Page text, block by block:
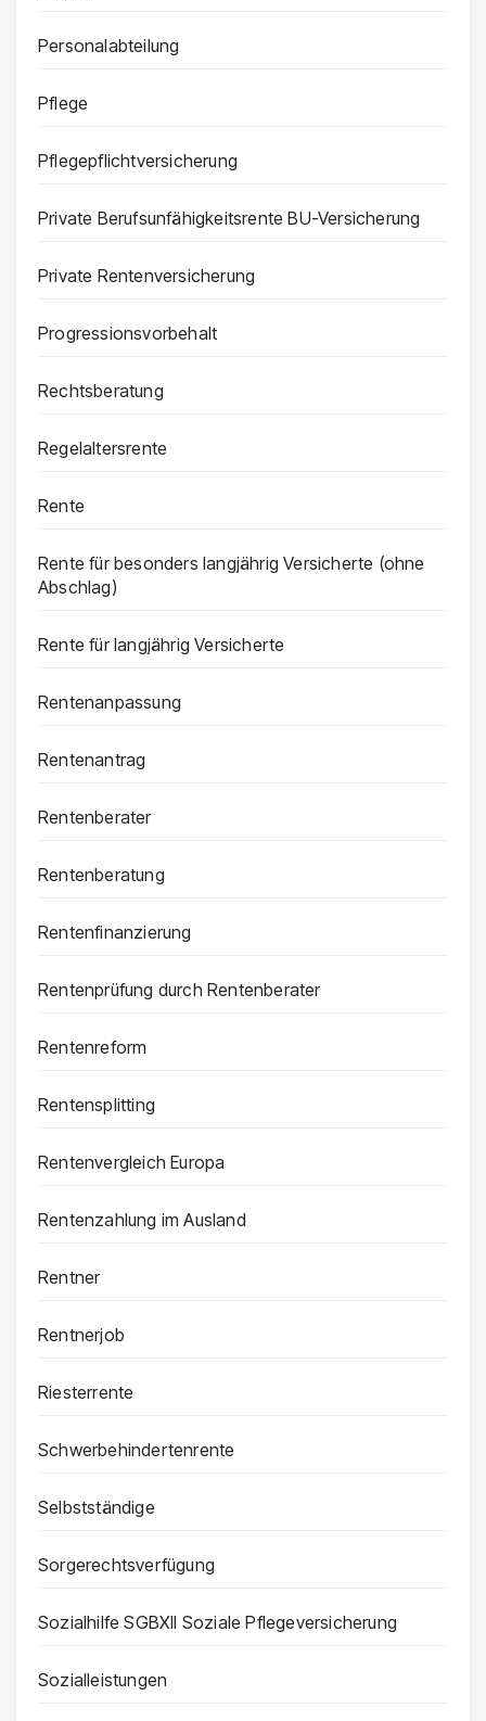
Personalabteilung
Pflege
Pflegepflichtversicherung
Private Berufsunfähigkeitsrente BU-Versicherung
Private Rentenversicherung
Progressionsvorbehalt
Rechtsberatung
Regelaltersrente
Rente
Rente für besonders langjährig Versicherte (ohne
Abschlag)
Rente für langjährig Versicherte
Rentenanpassung
Rentenantrag
Rentenberater
Rentenberatung
Rentenfinanzierung
Rentenprüfung durch Rentenberater
Rentenreform
Rentensplitting
Rentenvergleich Europa
Rentenzahlung im Ausland
Rentner
Rentnerjob
Riesterrente
Schwerbehindertenrente
Selbstständige
Sorgerechtsverfügung
Sozialhilfe SGBXII Soziale Pflegeversicherung
Sozialleistungen